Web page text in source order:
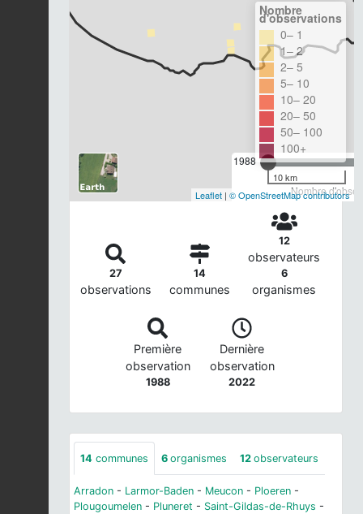
1988
Nombre
Nombre
d'observations
0– 1
1– 2
2– 5
5– 10
10– 20
20– 50
50– 100
100+
10 km
Leaflet | © OpenStreetMap contributors
27
observations
14
communes
12
observateurs
6
organismes
Première
observation
1988
Dernière
observation
2022
14 communes 6 organismes 12 observateurs
Arradon - Larmor-Baden - Meucon - Ploeren -
Plougoumelen - Pluneret - Saint-Gildas-de-Rhuys -